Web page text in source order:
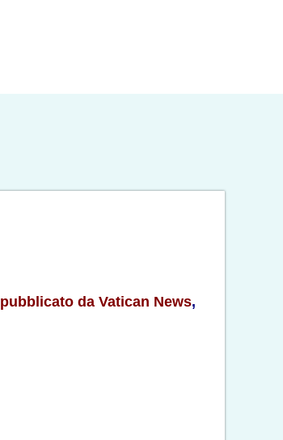
pubblicato da Vatican News,